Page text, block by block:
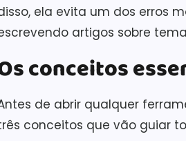
ela evita um dos erros
artigos sobre
conceitos
de abrir qualquer
conceitos que vão guiar